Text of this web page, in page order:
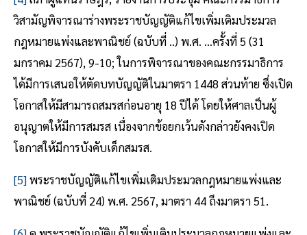
วิสามัญพิจารณาร่างพระราชบัญญัติแก้ไขเพิ่มเติมประมวล
กฎหมายแพ่งและพาณิชย์ (ฉบับที่ ..) พ.ศ. …ครั้งที่ 5 (31
มกราคม 2567), 9-10; ในการพิจารณาของคณะกรรมาธิการ
ได้มีการเสนอให้ตัดบทบัญญัติในมาตรา 1448 ส่วนท้าย ซึ่งเปิด
โอกาสให้มีสามารถสมรสก่อนอายุ 18 ปีได้ โดยให้ศาลเป็นผู้
อนุญาตให้มีการสมรส เนื่องจากข้อยกเว้นดังกล่าวยังคงเปิด
โอกาสให้มีการบังคับเด็กสมรส.
[5]พระราชบัญญัติแก้ไขเพิ่มเติมประมวลกฎหมายแพ่งและ
พาณิชย์ (ฉบับที่ 24) พ.ศ. 2567, มาตรา 44 ถึงมาตรา 51.